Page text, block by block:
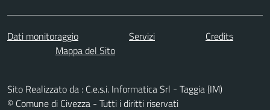
Dati monitoraggio Servizi
Credits
Mappa del Sito
Sito Realizzato da : C.e.s.i. Informatica Srl - Taggia (IM)
© Comune di Civezza - Tutti i diritti riservati